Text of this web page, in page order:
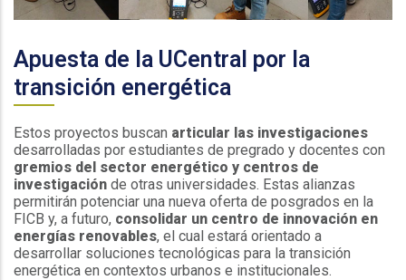
Apuesta de la UCentral por la
transición energética
Estos proyectos buscan articular las investigaciones
desarrolladas por estudiantes de pregrado y docentes con
gremios del sector energético y centros de
investigación de otras universidades. Estas alianzas
permitirán potenciar una nueva oferta de posgrados en la
FICB y, a futuro, consolidar un centro de innovación en
energías renovables, el cual estará orientado a
desarrollar soluciones tecnológicas para la transición
energética en contextos urbanos e institucionales.